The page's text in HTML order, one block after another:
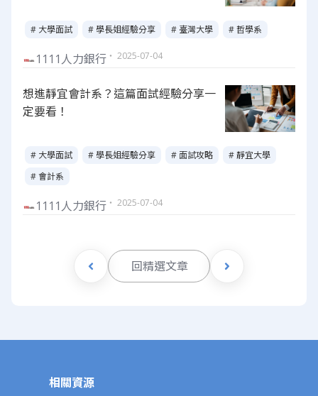
# 大學面試 # 學長姐經驗分享 # 臺灣大學 # 哲學系
1111人力銀行 ・ 2025-07-04
想進靜宜會計系？這篇面試經驗分享一
定要看！
# 大學面試 # 學長姐經驗分享 # 面試攻略
# 靜宜大學
# 會計系
1111人力銀行 ・ 2025-07-04
回精選文章
相關資源